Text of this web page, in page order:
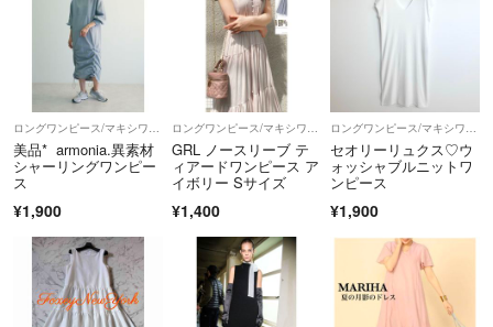
美品* armonia.異素材
シャーリングワンピー
ス
¥1,900
GRL ノースリーブ テ
ィアードワンピース ア
イボリー Sサイズ
¥1,400
セオリーリュクス♡ウ
ォッシャブルニットワ
ンピース
¥1,900